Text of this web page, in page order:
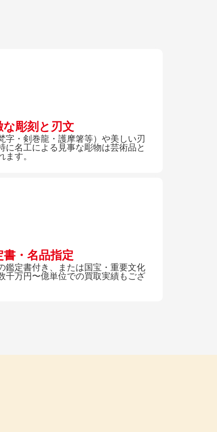
な彫刻と刃文
字・剣巻龍・護摩箸等）や美しい刃
に名工による見事な彫物は芸術品と
す。
書・名品指定
鑑定書付き、または国宝・重要文化
千万円〜億単位での買取実績もござ